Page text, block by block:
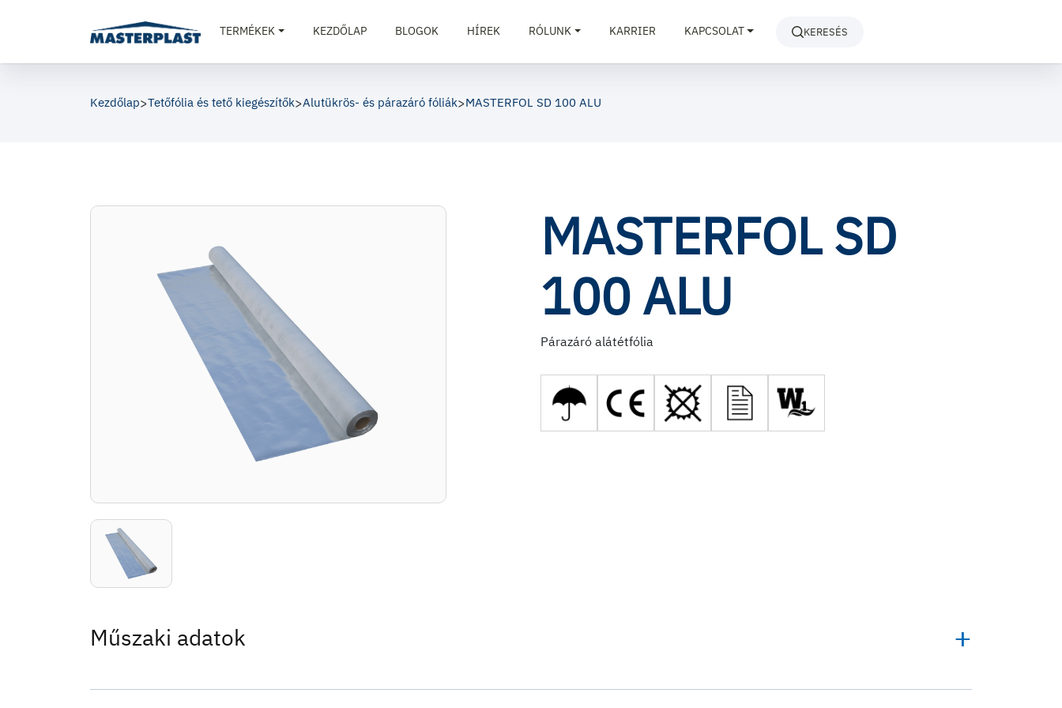
TERMÉKEK KEZDŐLAP BLOGOK HÍREK RÓLUNK KARRIER KAPCSOLAT KERESÉS
Kezdőlap>Tetőfólia és tető kiegészítők>Alutükrös- és párazáró fóliák>MASTERFOL SD 100 ALU
MASTERFOL SD
100 ALU
Párazáró alátétfólia
Műszaki adatok
Anyaga:PP + PE + METPET Felhasználási terület: belső burkolat mögötti párazáró rétegként, fényes, metalizált bevonatos oldalával a fűtött tér irányába